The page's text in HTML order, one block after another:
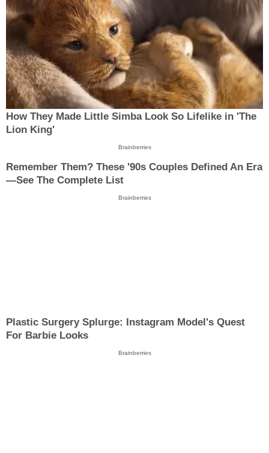
How They Made Little Simba Look So Lifelike in 'The
Lion King'
Brainberries
Remember Them? These '90s Couples Defined An Era
—See The Complete List
Brainberries
Plastic Surgery Splurge: Instagram Model's Quest
For Barbie Looks
Brainberries